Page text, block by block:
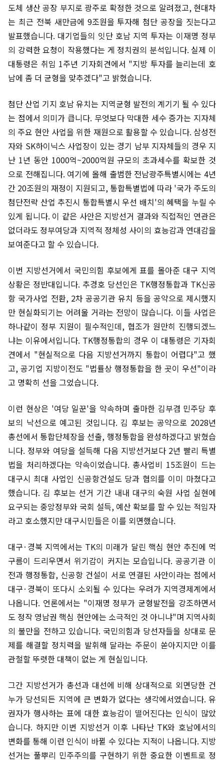
도체 생산 공장 부지로 광주로 확정한 것으로 알려졌고, 현대차
는 최근 전북 새만금에 9조원을 투자해 첨단 공장을 짓는다고
발표했습니다. 대기업들의 잇단 호남 지역 투자는 이재명 정부
의 강력한 요청이 작용했다는 게 정치권의 분석입니다. 실제 이
대통령은 취임 1주년 기자회견에서 "지방 투자를 늘리는데 호
남에 좀 더 균형을 맞추겠다"고 밝혔습니다.
첨단 산업 기지 호남 유치는 지역균형 발전의 계기기 될 수 있다
는 점에서 의미가 큽니다. 무엇보다 막대한 세수 증가는 지자체
의 주요 현안 사업을 위한 재원으로 활용할 수 있습니다. 삼성전
자와 SK하이닉스 사업장이 있는 경기 남부 지자체들의 경우 지
난 1년 동안 1000억~2000억원 규모의 초과세수를 확보한 것
으로 전해집니다. 여기에 올해 출범한 전남광주특별시에는 4년
간 20조원의 재정이 지원되고, 통합특별법에 따라 '국가 주도의
첨단전략 산업 추진시 통합특별시 우선 배치'의 혜택을 누릴 수
있게 됩니다. 이 같은 사안은 지방선거 결과와 직접적인 연관은
없더라도 정부여당과 지역적 정체성 사이의 효능감과 연대감을
보여준다고 할 수 있습니다.
이번 지방선거에서 국민의힘 후보에게 표를 몰아준 대구 지역
상황은 정반대입니다. 추경호 당선인은 TK행정통합과 TK신공
항 국가사업 전환, 2차 공공기관 유치 등을 공약으로 제시했지
만 현실화되기는 어려울 거라는 전망이 많습니다. 이들 사업은
하나같이 정부 지원이 필수적인데, 협조가 원만히 진행되겠느
냐는 이유에서입니다. TK행정통합의 경우 이 대통령은 기자회
견에서 "현실적으로 다음 지방선거까지 통합이 어렵다"고 했
고, 공기업 지방이전도 "법률상 행정통합을 한 곳이 우선"이라
고 명확히 선을 그었습니다.
이런 현상은 '여당 일꾼'을 약속하며 출마한 김부겸 민주당 후
보의 낙선으로 예고된 것입니다. 김 후보는 공약으로 2028년
총선에서 통합단체장을 선출, 행정통합을 완성하겠다고 밝혔습
니다. 정부와 여당을 설득해 다음 지방선거보다 2년 빨리 특별
법을 처리하겠다는 약속이었습니다. 총사업비 15조원이 드는
대구시 최대 사업인 신공항건설도 당과 협의를 이미 마쳤다고
했습니다. 김 후보는 선거 기간 내내 대구의 숙원 사업 실현에
요구되는 중앙정부와 국회 설득, 예산 확보를 할 수 있는 적임자
라고 호소했지만 대구시민들은 이를 외면했습니다.
대구·경북 지역에서는 TK의 미래가 달린 핵심 현안 추진에 먹
구름이 드리우면서 위기감이 커지는 모습입니다. 공공기관 이
전과 행정통합, 신공항 건설이 서로 연결된 사안이라는 점에서
대구·경북이 또다시 소외될 수 있다는 우려가 지역경제계에서
나옵니다. 언론에서는 "이재명 정부가 균형발전을 강조하면서
도 정작 영남권 핵심 현안에는 소극적인 것 아니냐"며 지역사회
의 불만을 전하고 있습니다. 국민의힘과 당선자들을 상대로 문
제를 해결할 정치력을 발휘해 달라는 주문이 쏟아지지만 이를
관철할 뚜렷한 대책이 없는 게 현실입니다.
그간 지방선거가 총선과 대선에 비해 상대적으로 외면당한 건
누가 당선되든 지역에 큰 변화가 없다는 생각에서였습니다. 유
권자가 행사하는 표에 대한 효능감이 떨어진다는 인식이 많았
습니다. 하지만 이번 지방선거 이후 나타난 TK와 호남에서의
변화를 통해 이런 인식이 바뀔 수 있다는 지적이 나옵니다. 지방
선거는 풀뿌리 민주주의를 구현하기 위한 중요한 이벤트로 정